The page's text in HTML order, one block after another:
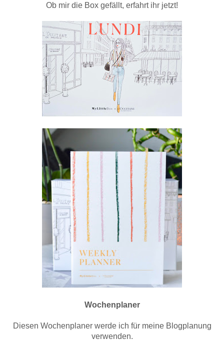
Ob mir die Box gefällt, erfahrt ihr jetzt!
Wochenplaner
Diesen Wochenplaner werde ich für meine Blogplanung
verwenden.